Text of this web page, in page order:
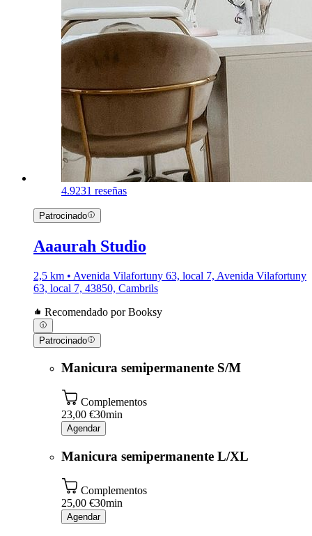
4.9231 reseñas
Patrocinado
Aaaurah Studio
2,5 km • Avenida Vilafortuny 63, local 7, Avenida Vilafortuny
63, local 7, 43850, Cambrils
Recomendado por Booksy
Patrocinado
Manicura semipermanente S/M
Complementos
23,00 €30min
Agendar
Manicura semipermanente L/XL
Complementos
25,00 €30min
Agendar